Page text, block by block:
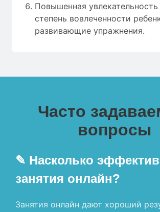
Повышенная
степень вовлеченности
развивающие упражнения.
Часто
вопросы
✎ Насколько
занятия онлайн?
Занятия онлайн дают хороший